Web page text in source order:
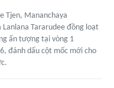
Tjen, Mananchaya
Lanlana Tararudee đồng loạt
ấn tượng tại vòng 1
đánh dấu cột mốc mới cho